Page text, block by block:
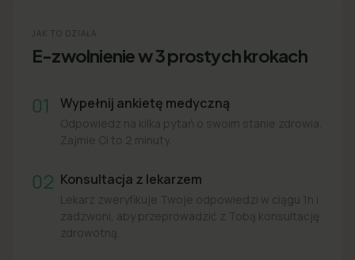
JAK TO DZIAŁA
E-zwolnienie w 3 prostych krokach
01 Wypełnij ankietę medyczną
Odpowiedz na kilka pytań o swoim stanie zdrowia.
Zajmie Ci to 2 minuty.
02 Konsultacja z lekarzem
Lekarz zweryfikuje Twoje odpowiedzi w ciągu 1h i
zadzwoni, aby przeprowadzić z Tobą konsultację
zdrowotną.